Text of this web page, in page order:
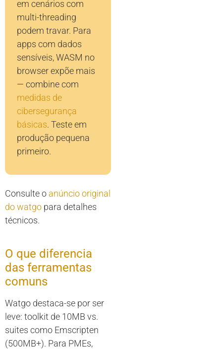
em cenários com
multi-threading
podem travar. Para
apps com dados
sensíveis, WASM no
browser expõe mais
— combine com
medidas de
cibersegurança
básicas. Teste em
produção pequena
primeiro.
Consulte o anúncio original
do watgo para detalhes
técnicos.
O que diferencia
das ferramentas
comuns
Watgo destaca-se por ser
leve: toolkit de 10MB vs.
suites como Emscripten
(500MB+). Para PMEs,